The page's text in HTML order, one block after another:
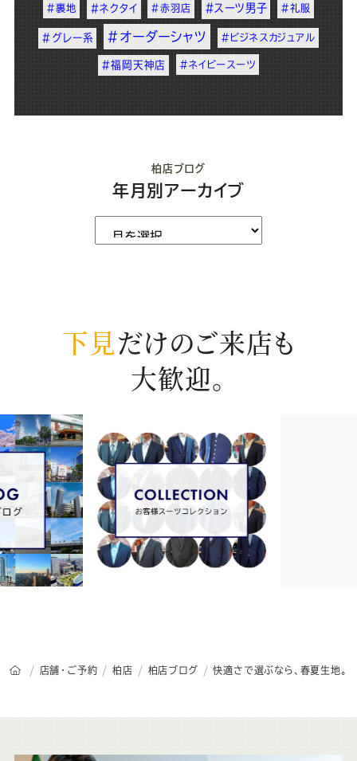
#裏地 #ネクタイ #赤羽店 #スーツ男子 #礼服
#グレー系 #オーダーシャツ #ビジネスカジュアル
#福岡天神店 #ネイビースーツ
柏店ブログ
年月別アーカイブ
下見だけのご来店も
大歓迎。
オーダースーツSADAのトップページ
店舗・ご予約 柏店 柏店ブログ 快適さで選ぶなら、春夏生地。